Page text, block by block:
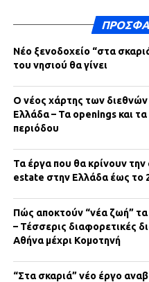
Νέο ξενοδοχείο “στα
του νησιού θα γίνει
Ο νέος χάρτης των
Ελλάδα – Τα openings και
περιόδου
Τα έργα που θα κρίνουν
estate στην Ελλάδα έως το
Πώς αποκτούν “νέα ζωή” τα
– Τέσσερις διαφορετικές
Αθήνα μέχρι Κομοτηνή
“Στα σκαριά” νέο έργο